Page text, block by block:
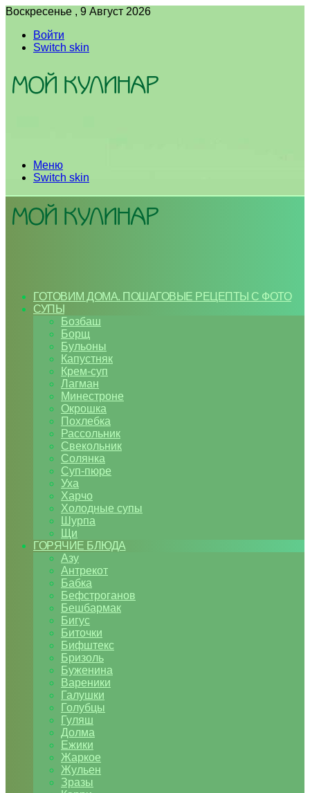
Воскресенье , 9 Август 2026
Войти
Switch skin
Меню
Switch skin
ГОТОВИМ ДОМА. ПОШАГОВЫЕ РЕЦЕПТЫ С ФОТО
СУПЫ
Бозбаш
Борщ
Бульоны
Капустняк
Крем-суп
Лагман
Минестроне
Окрошка
Похлебка
Рассольник
Свекольник
Солянка
Суп-пюре
Уха
Харчо
Холодные супы
Шурпа
Щи
ГОРЯЧИЕ БЛЮДА
Азу
Антрекот
Бабка
Бефстроганов
Бешбармак
Бигус
Биточки
Бифштекс
Бризоль
Буженина
Вареники
Галушки
Голубцы
Гуляш
Долма
Ежики
Жаркое
Жульен
Зразы